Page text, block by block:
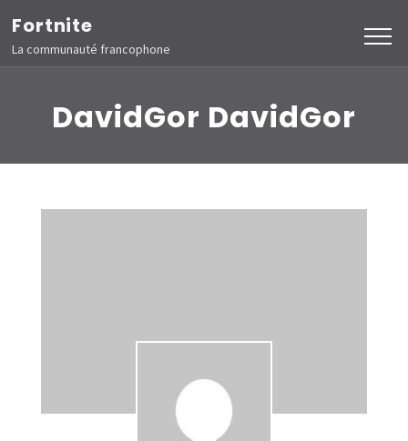
Aller
au
contenu
Entrée)
Fortnite
La communauté francophone
DavidGor DavidGor